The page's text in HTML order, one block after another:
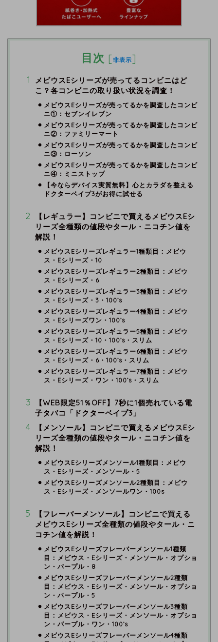
目次 [非表示]
メビウスEシリーズが売ってるコンビニはど
こ？各コンビニの取り扱い状況を調査！
メビウスEシリーズが売ってるかを調査したコンビ
ニ①：セブンイレブン
メビウスEシリーズが売ってるかを調査したコンビ
ニ②：ファミリーマート
メビウスEシリーズが売ってるかを調査したコンビ
ニ③：ローソン
メビウスEシリーズが売ってるかを調査したコンビ
ニ④：ミニストップ
【今ならデバイス実質無料】心とカラダを整える
ドクターベイプ3がお得に試せる
【レギュラー】コンビニで買えるメビウスEシ
リーズ全種類の値段やタール・ニコチン値を
解説！
メビウスEシリーズレギュラー1種類目：メビウ
ス・Eシリーズ・10
メビウスEシリーズレギュラー2種類目：メビウ
ス・Eシリーズ・6
メビウスEシリーズレギュラー3種類目：メビウ
ス・Eシリーズ・3・100’s
メビウスEシリーズレギュラー4種類目：メビウ
ス・Eシリーズワン・100’s
メビウスEシリーズレギュラー5種類目：メビウ
ス・Eシリーズ・10・100’s・スリム
メビウスEシリーズレギュラー6種類目：メビウ
ス・Eシリーズ・6・100’s・スリム
メビウスEシリーズレギュラー7種類目：メビウ
ス・Eシリーズ・ワン・100’s・スリム
【WEB限定51％OFF】7秒に1個売れている電
子タバコ「ドクターベイプ3」
【メンソール】コンビニで買えるメビウスEシ
リーズ全種類の値段やタール・ニコチン値を
解説！
メビウスEシリーズメンソール1種類目：メビウ
ス・Eシリーズ・メンソール・5
メビウスEシリーズメンソール2種類目：メビウ
ス・Eシリーズ・メンソールワン・100s
【フレーバーメンソール】コンビニで買える
メビウスEシリーズ全種類の値段やタール・ニ
コチン値を解説！
メビウスEシリーズフレーバーメンソール1種類
目：メビウス・Eシリーズ・メンソール・オプショ
ン・パープル・8
メビウスEシリーズフレーバーメンソール2種類
目：メビウス・Eシリーズ・メンソール・オプショ
ン・パープル・5
メビウスEシリーズフレーバーメンソール3種類
目：メビウス・Eシリーズ・メンソール・オプショ
ン・パープル・ワン・100’s
メビウスEシリーズフレーバーメンソール4種類